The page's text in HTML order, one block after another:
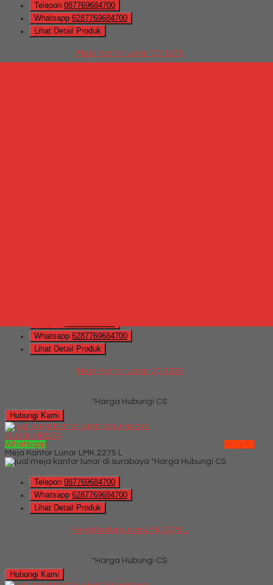
Telepon 087769684700
Whatsapp 6287769684700
Lihat Detail Produk
Meja Kantor Lunar QD 1275
Whatsapp 6287769684700
Lihat Detail Produk
Meja Kantor Lunar QD 1260
*Harga Hubungi CS
Hubungi Kami
QUICK ORDER
Whatsapp
via SMS
Meja Kantor Lunar LMK 2275 L
*Harga Hubungi CS
Telepon 087769684700
Whatsapp 6287769684700
Lihat Detail Produk
Meja Kantor Lunar LMK 2275 L
*Harga Hubungi CS
Hubungi Kami